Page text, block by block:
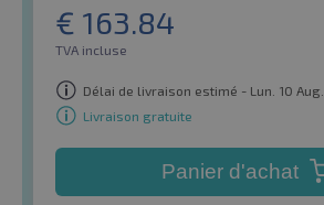
€ 163.84
TVA incluse
Délai de livraison estimé - Lun. 10 Aug.
Livraison gratuite
Panier d'achat